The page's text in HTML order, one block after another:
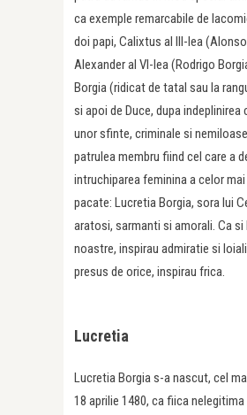
ca exemple remarcabile de
doi papi, Calixtus al III-lea
Alexander al VI-lea (Rodrigo
Borgia (ridicat de tatal sau la
si apoi de Duce, dupa indeplinirea
unor sfinte, criminale si
patrulea membru fiind cel care a
intruchiparea feminina a celor
pacate: Lucretia Borgia, sora lui
aratosi, sarmanti si amorali. Ca
noastre, inspirau admiratie si
presus de orice, inspirau frica.
Lucretia
Lucretia Borgia s-a nascut, cel
18 aprilie 1480, ca fiica nelegitima